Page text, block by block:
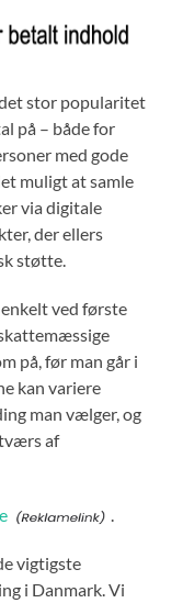
stor popularitet
på – både for
med gode
muligt at samle
via digitale
der ellers
støtte.
ved første
på, før man går i
kan variere
man vælger, og
af
vigtigste
i Danmark. Vi